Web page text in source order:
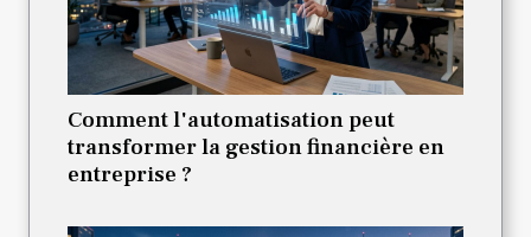
Comment l'automatisation peut
transformer la gestion financière en
entreprise ?